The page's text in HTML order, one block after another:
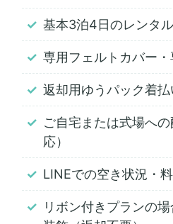
基本3泊4日のレンタ
専用フェルトカバー・
返却用ゆうパック着
ご自宅または式場へ
応）
LINEでの空き状況・
リボン付きプランの